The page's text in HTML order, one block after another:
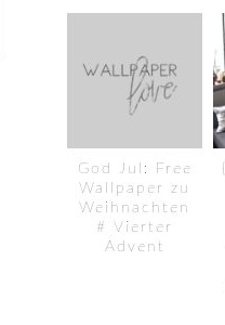
God Jul: Free
Wallpaper zu
Weihnachten
# Vierter
Advent